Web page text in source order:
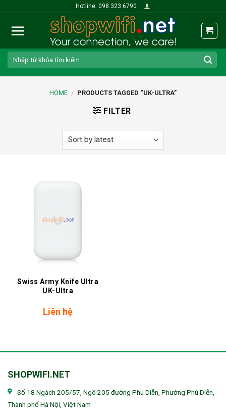
content
Hotline: 098 323 6790
Search
for:
HOME / PRODUCTS TAGGED “UK-ULTRA”
FILTER
Swiss Army Knife Ultra
UK-Ultra
Liên hệ
SHOPWIFI.NET
Số 18 Ngách 205/57, Ngõ 205 đường Phú Diễn, Phường Phú Diễn,
Thành phố Hà Nội, Việt Nam